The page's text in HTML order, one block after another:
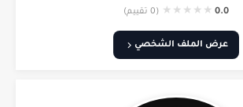
0.0
★
★
★
★
★ (0 تقييم)
عرض الملف الشخصي